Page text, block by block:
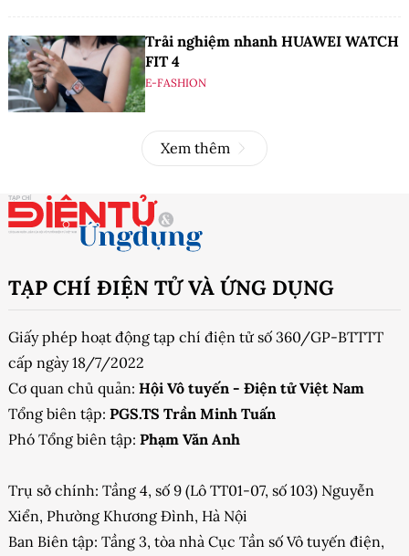
Trải nghiệm nhanh HUAWEI WATCH
FIT 4
E-FASHION
Xem thêm
TẠP CHÍ ĐIỆN TỬ VÀ ỨNG DỤNG
Giấy phép hoạt động tạp chí điện tử số 360/GP-BTTTT
cấp ngày 18/7/2022
Cơ quan chủ quản: Hội Vô tuyến - Điện tử Việt Nam
Tổng biên tập: PGS.TS Trần Minh Tuấn
Phó Tổng biên tập: Phạm Văn Anh
Trụ sở chính: Tầng 4, số 9 (Lô TT01-07, số 103) Nguyễn
Xiển, Phường Khương Đình, Hà Nội
Ban Biên tập: Tầng 3, tòa nhà Cục Tần số Vô tuyến điện,